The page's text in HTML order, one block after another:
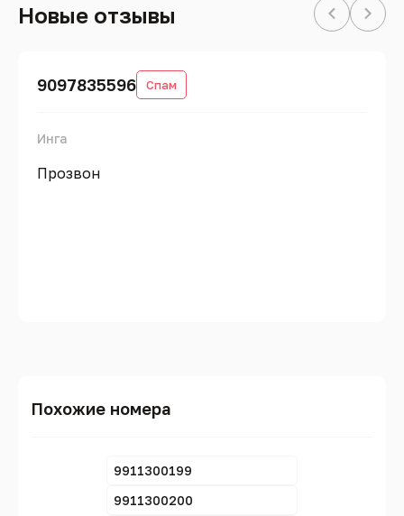
Новые отзывы
9097835596 Спам
Инга
Прозвон
Похожие номера
9911300199
9911300200